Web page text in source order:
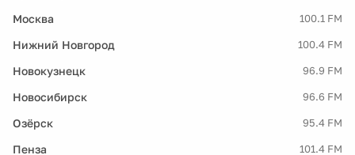
Москва 100.1 FM
Нижний Новгород 100.4 FM
Новокузнецк 96.9 FM
Новосибирск 96.6 FM
Озёрск 95.4 FM
Пенза 101.4 FM